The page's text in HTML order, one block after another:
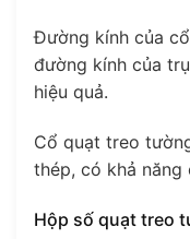
Đường kính của
đường kính của
hiệu quả.
Cổ quạt treo
thép, có khả năng
Hộp số quạt treo